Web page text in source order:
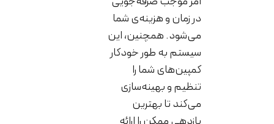
در زمان و هزینه‌ی شما
می‌شود. همچنین، این
سیستم به طور خودکار
کمپین‌های شما را
تنظیم و بهینه‌سازی
می‌کند تا بهترین